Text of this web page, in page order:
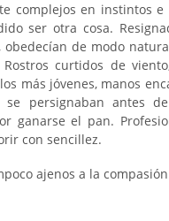
complejos en instintos e
ser otra cosa.
de modo
curtidos de
más jóvenes, manos
persignaban antes
ganarse el pan.
con sencillez.
ajenos a la